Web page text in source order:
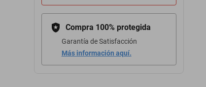
Compra 100% protegida
Garantía de Satisfacción
Más información aquí.